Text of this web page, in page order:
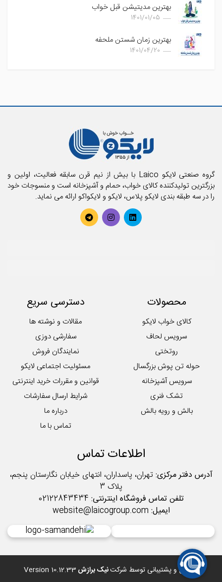
بهترین مدیتیشن قبل خواب
1401/01/05
بهترین زمان شستن ملحفه
1401/04/20
گروه صنعتی لایکو Laico با بیش از نیم قرن سابقه فعالیت، اولین و
بزرگترین تولیدکننده کالای خواب، حمام و آشپزخانه است و منسوجات خود
را در سه طبقه بندی لایکو پلاس، لایکو و لایکواکو ارائه می نماید.
محصولات
کالای خواب لایکو
سرویس لحاف
روتختی
حوله تن پوش بزرگسال
سرویس آشپزخانه
تشک فنری
بالش و رویه بالش
دسترسی سریع
مقالات و نوشته ها
سفارشی دوزی
نمایندگان فروش
مسئولیت اجتماعی لایکو
قوانین و مقررات خرید اینترنتی
شرایط ارسال سفارشات
درباره ما
تماس با ما
اطلاعات تماس
آدرس دفتر مرکزی:تهران، پاسداران، انتهای خیابان نگارستان پنجم،
پلاک 3
تلفن تماس فروشگاه اینترنتی:
ایمیل: website@laicogroup.com
طراحی و پشتیبانی توسط شرکتنیک برازش Version 10.12.33